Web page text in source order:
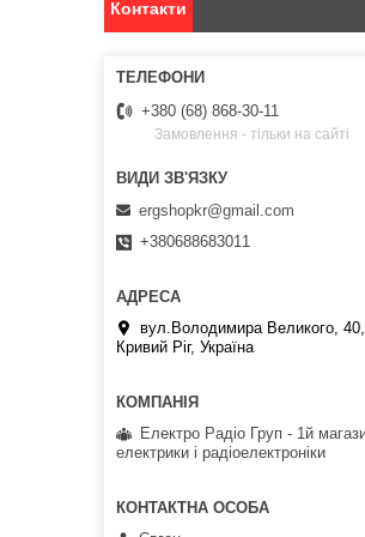
Контакти
+380 (68) 868-30-11
Замовлення - тільки на сайті
ergshopkr@gmail.com
+380688683011
вул.Володимира Великого, 40,
Кривий Ріг, Україна
Електро Радіо Груп - 1й
електрики і радіоелектроніки